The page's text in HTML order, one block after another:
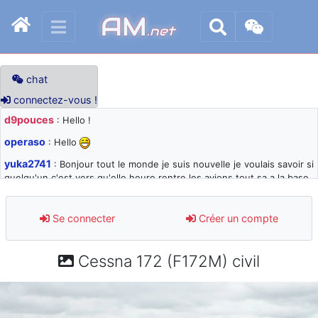
AM.net
chat
connectez-vous !
d9pouces : Hello !
operaso : Hello
yuka2741 : Bonjour tout le monde je suis nouvelle je voulais savoir si
quelqu'un c'est vers qu'elle heure rentre les avions tout sa a la base
d9pouces: désolé pour les quelques blocages du site ces derniers
jours : je teste des méthodes contre le spam et les bots trop nocifs
: Super, la nouvelle bannière
: je suis un avion@,._,+ > lesquels ? je ne suis pas sûr de
Se connecter Créer un compte
Cessna 172 (F172M) civil